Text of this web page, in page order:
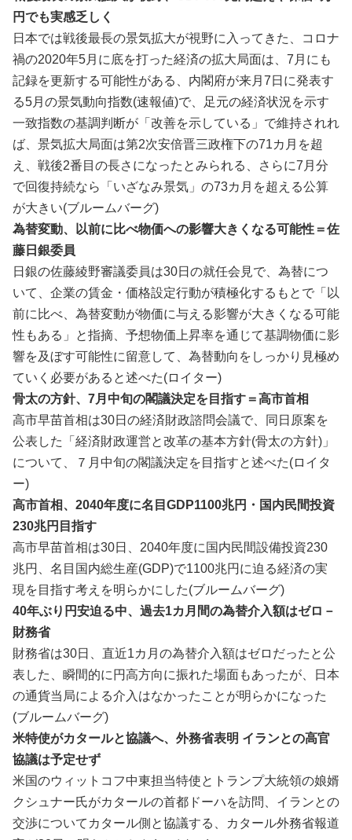
円でも実感乏しく
日本では戦後最長の景気拡大が視野に入ってきた、コロナ
禍の2020年5月に底を打った経済の拡大局面は、7月にも
記録を更新する可能性がある、内閣府が来月7日に発表す
る5月の景気動向指数(速報値)で、足元の経済状況を示す
一致指数の基調判断が「改善を示している」で維持されれ
ば、景気拡大局面は第2次安倍晋三政権下の71カ月を超
え、戦後2番目の長さになったとみられる、さらに7月分
で回復持続なら「いざなみ景気」の73カ月を超える公算
が大きい(ブルームバーグ)
為替変動、以前に比べ物価への影響大きくなる可能性＝佐
藤日銀委員
日銀の佐藤綾野審議委員は30日の就任会見で、為替につ
いて、企業の賃金・価格設定行動が積極化するもとで「以
前に比べ、為‌替変動が物価に与える影響が大きくなる可能
性もある」と指摘、予⁠想物価上昇率を通じて基調物価に影
響を及ぼす可能性に留意して、為替動向をしっかり見極め
ていく必要があると述べた(ロイター)
骨太の方針、7月中旬の閣議決定を目指す＝高市首相
高市早苗首相は30日の経済財政​諮問会議で、‌同日原案を
公表した「経済財政運営と改​革の基本方針(骨太の方針)」
につ⁠いて、７月中旬の閣議決定​を目指すと述べた(ロイタ
ー)
高市首相、2040年度に名目GDP1100兆円・国内民間投資
230兆円目指す
高市早苗首相は30日、2040年度に国内民間設備投資230
兆円、名目国内総生産(GDP)で1100兆円に迫る経済の実
現を目指す考えを明らかにした(ブルームバーグ)
40年ぶり円安迫る中、過去1カ月間の為替介入額はゼロ－
財務省
財務省は30日、直近1カ月の為替介入額はゼロだったと公
表した、瞬間的に円高方向に振れた場面もあったが、日本
の通貨当局による介入はなかったことが明らかになった
(ブルームバーグ)
米特使がカタールと協議へ、外務省表明 イランとの高官
協議は予定せず
米国のウィットコフ中東担当特使と​トランプ大統領​の娘婿
クシュナ⁠ー氏がカタールの​首都ドーハを訪問​、イランとの
交渉についてカタール側と協​議する、カター​ル外務省報道